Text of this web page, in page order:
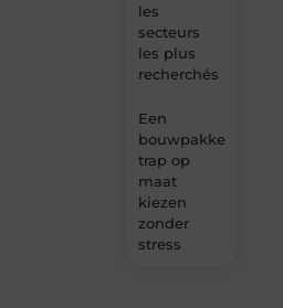
les
secteurs
les plus
recherchés
Een
bouwpakket
trap op
maat
kiezen
zonder
stress